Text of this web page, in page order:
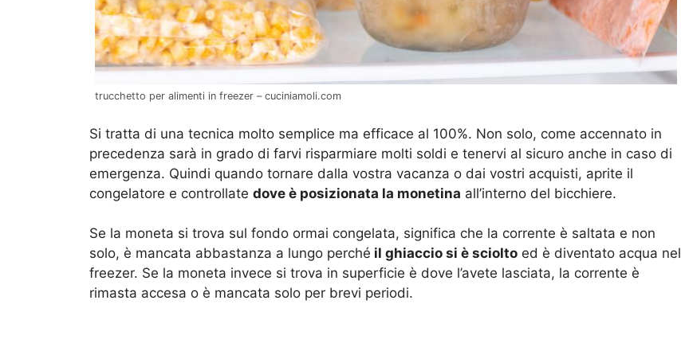
trucchetto per alimenti in freezer – cuciniamoli.com
Si tratta di una tecnica molto semplice ma efficace al 100%. Non solo, come accennato in
precedenza sarà in grado di farvi risparmiare molti soldi e tenervi al sicuro anche in caso di
emergenza. Quindi quando tornare dalla vostra vacanza o dai vostri acquisti, aprite il
congelatore e controllate dove è posizionata la monetina all’interno del bicchiere.
Se la moneta si trova sul fondo ormai congelata, significa che la corrente è saltata e non
solo, è mancata abbastanza a lungo perché il ghiaccio si è sciolto ed è diventato acqua nel
freezer. Se la moneta invece si trova in superficie è dove l’avete lasciata, la corrente è
rimasta accesa o è mancata solo per brevi periodi.